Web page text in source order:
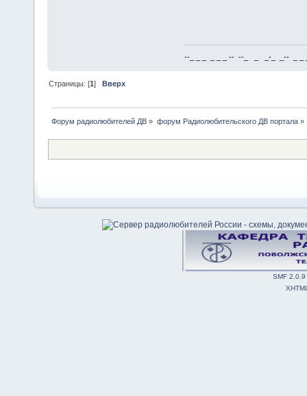
--_ _ _ _ _ _ -- --_ _ _-_ _-- _ _
Страницы: [1] Вверх
Форум радиолюбителей ДВ » форум Радиолюбительского ДВ портала»
SMF 2.0.9